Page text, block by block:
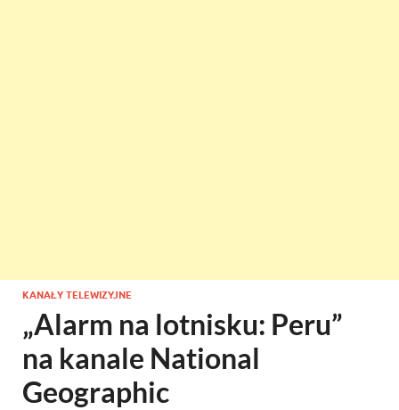
KANAŁY TELEWIZYJNE
„Alarm na lotnisku: Peru”
na kanale National
Geographic